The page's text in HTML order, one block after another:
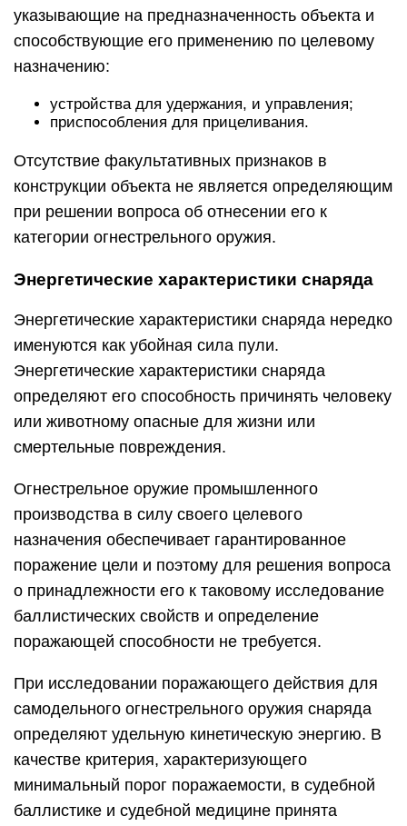
указывающие на предназначенность объекта и
способствующие его применению по целевому
назначению:
устройства для удержания, и управления;
приспособления для прицеливания.
Отсутствие факультативных признаков в
конструкции объекта не является определяющим
при решении вопроса об отнесении его к
категории огнестрельного оружия.
Энергетические характеристики снаряда
Энергетические характеристики снаряда нередко
именуются как убойная сила пули.
Энергетические характеристики снаряда
определяют его способность причинять человеку
или животному опасные для жизни или
смертельные повреждения.
Огнестрельное оружие промышленного
производства в силу своего целевого
назначения обеспечивает гарантированное
поражение цели и поэтому для решения вопроса
о принадлежности его к таковому исследование
баллистических свойств и определение
поражающей способности не требуется.
При исследовании поражающего действия для
самодельного огнестрельного оружия снаряда
определяют удельную кинетическую энергию. В
качестве критерия, характеризующего
минимальный порог поражаемости, в судебной
баллистике и судебной медицине принята